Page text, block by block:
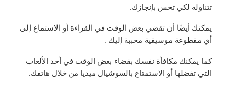
تتناوله لكي تحس بإنجازك.
يمكنك أيضًا أن تقضي بعض الوقت في القراءة أو الاستماع إلى
أي مقطوعة موسيقية محببة إليك .
كما يمكنك مكافأة نفسك بقضاء بعض الوقت في أحد الألعاب
التي تفضلها أو الاستمتاع بالسوشيال ميديا من خلال هاتفك.